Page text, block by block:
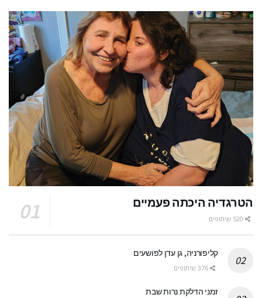
הטרגדיה היכתה פעמיים
קליפורניה, גן עדן לפושעים
זמני הדלקת נרות שבת